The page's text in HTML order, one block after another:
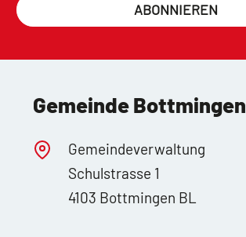
ABONNIEREN
Gemeinde Bottmingen
Gemeindeverwaltung
Schulstrasse 1
4103 Bottmingen BL